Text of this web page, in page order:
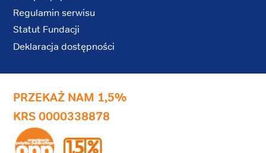
Regulamin serwisu
Statut Fundacji
Deklaracja dostępności
PRZEKAŻ NAM 1,5%
KRS 0000338878